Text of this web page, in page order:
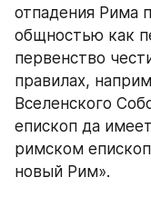
отпадения Рима
общностью как
первенство
правилах,
Вселенского
епископ да
римском
новый Рим».